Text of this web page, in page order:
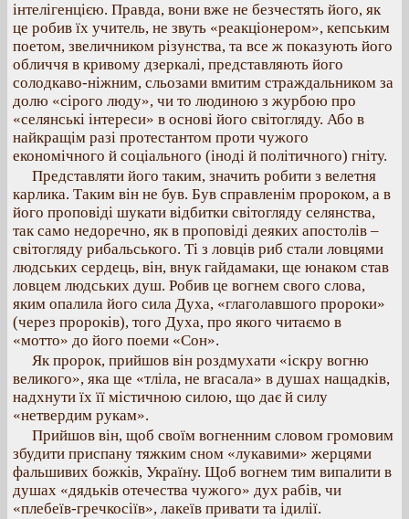
інтелігенцією. Правда, вони вже не безчестять його, як
це робив їх учитель, не звуть «реакціонером», кепським
поетом, звеличником різунства, та все ж показують його
обличчя в кривому дзеркалі, представляють його
солодкаво-ніжним, сльозами вмитим страждальником за
долю «сірого люду», чи то людиною з журбою про
«селянські інтереси» в основі його світогляду. Або в
найкращім разі протестантом проти чужого
економічного й соціального (іноді й політичного) гніту.
Представляти його таким, значить робити з велетня
карлика. Таким він не був. Був справленім пророком, а в
його проповіді шукати відбитки світогляду селянства,
так само недоречно, як в проповіді деяких апостолів –
світогляду рибальського. Ті з ловців риб стали ловцями
людських сердець, він, внук гайдамаки, ще юнаком став
ловцем людських душ. Робив це вогнем свого слова,
яким опалила його сила Духа, «глаголавшого пророки»
(через пророків), того Духа, про якого читаємо в
«мотто» до його поеми «Сон».
Як пророк, прийшов він роздмухати «іскру вогню
великого», яка ще «тліла, не вгасала» в душах нащадків,
надхнути їх її містичною силою, що дає й силу
«нетвердим рукам».
Прийшов він, щоб своїм вогненним словом громовим
збудити приспану тяжким сном «лукавими» жерцями
фальшивих божків, Україну. Щоб вогнем тим випалити в
душах «дядьків отечества чужого» дух рабів, чи
«плебеїв-гречкосіїв», лакеїв привати та ідилії.